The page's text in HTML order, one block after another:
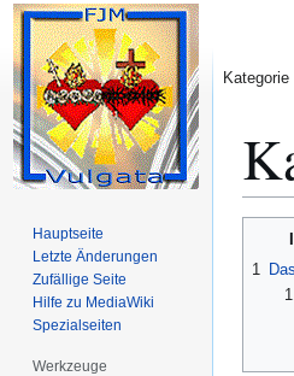
1
Kategorie
Hauptseite
Letzte Änderungen
Zufällige Seite
Hilfe zu MediaWiki
Spezialseiten
Werkzeuge